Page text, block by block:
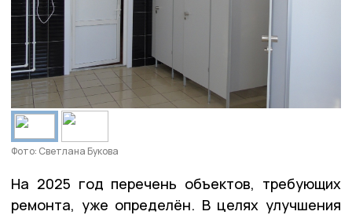
Фото: Светлана Букова
На 2025 год перечень объектов, требующих
ремонта, уже определён. В целях улучшения